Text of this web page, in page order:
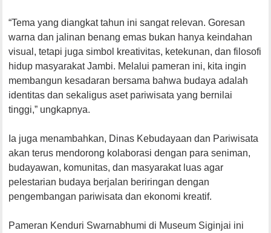
“Tema yang diangkat tahun ini sangat relevan. Goresan
warna dan jalinan benang emas bukan hanya keindahan
visual, tetapi juga simbol kreativitas, ketekunan, dan filosofi
hidup masyarakat Jambi. Melalui pameran ini, kita ingin
membangun kesadaran bersama bahwa budaya adalah
identitas dan sekaligus aset pariwisata yang bernilai
tinggi,” ungkapnya.
Ia juga menambahkan, Dinas Kebudayaan dan Pariwisata
akan terus mendorong kolaborasi dengan para seniman,
budayawan, komunitas, dan masyarakat luas agar
pelestarian budaya berjalan beriringan dengan
pengembangan pariwisata dan ekonomi kreatif.
Pameran Kenduri Swarnabhumi di Museum Siginjai ini